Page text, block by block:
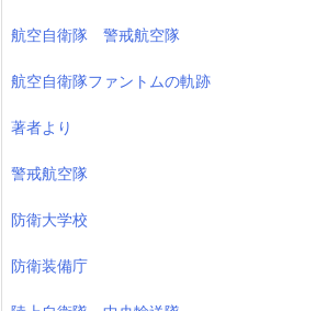
航空自衛隊 警戒航空隊
航空自衛隊ファントムの軌跡
著者より
警戒航空隊
防衛大学校
防衛装備庁